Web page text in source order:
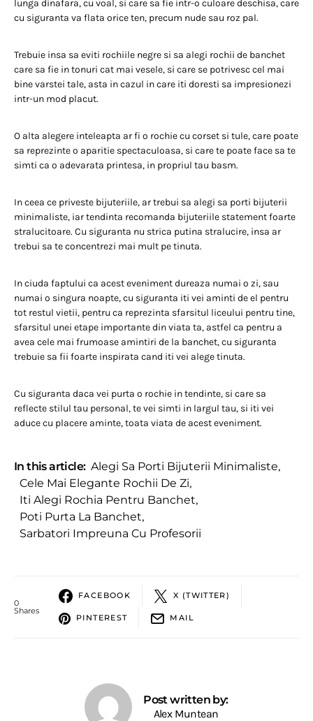
lunga dinafara, cu voal, si care sa fie intr-o culoare deschisa, care
cu siguranta va flata orice ten, precum nude sau roz pal.
Trebuie insa sa eviti rochiile negre si sa alegi rochii de banchet
care sa fie in tonuri cat mai vesele, si care se potrivesc cel mai
bine varstei tale, asta in cazul in care iti doresti sa impresionezi
intr-un mod placut.
O alta alegere inteleapta ar fi o rochie cu corset si tule, care poate
sa reprezinte o aparitie spectaculoasa, si care te poate face sa te
simti ca o adevarata printesa, in propriul tau basm.
In ceea ce priveste bijuteriile, ar trebui sa alegi sa porti bijuterii
minimaliste, iar tendinta recomanda bijuteriile statement foarte
stralucitoare. Cu siguranta nu strica putina stralucire, insa ar
trebui sa te concentrezi mai mult pe tinuta.
In ciuda faptului ca acest eveniment dureaza numai o zi, sau
numai o singura noapte, cu siguranta iti vei aminti de el pentru
tot restul vietii, pentru ca reprezinta sfarsitul liceului pentru tine,
sfarsitul unei etape importante din viata ta, astfel ca pentru a
avea cele mai frumoase amintiri de la banchet, cu siguranta
trebuie sa fii foarte inspirata cand iti vei alege tinuta.
Cu siguranta daca vei purta o rochie in tendinte, si care sa
reflecte stilul tau personal, te vei simti in largul tau, si iti vei
aduce cu placere aminte, toata viata de acest eveniment.
In this article: Alegi Sa Porti Bijuterii Minimaliste,
Cele Mai Elegante Rochii De Zi,
Iti Alegi Rochia Pentru Banchet,
Poti Purta La Banchet,
Sarbatori Impreuna Cu Profesorii
0
Shares
FACEBOOK X (TWITTER)
PINTEREST MAIL
Post written by:
Alex Muntean